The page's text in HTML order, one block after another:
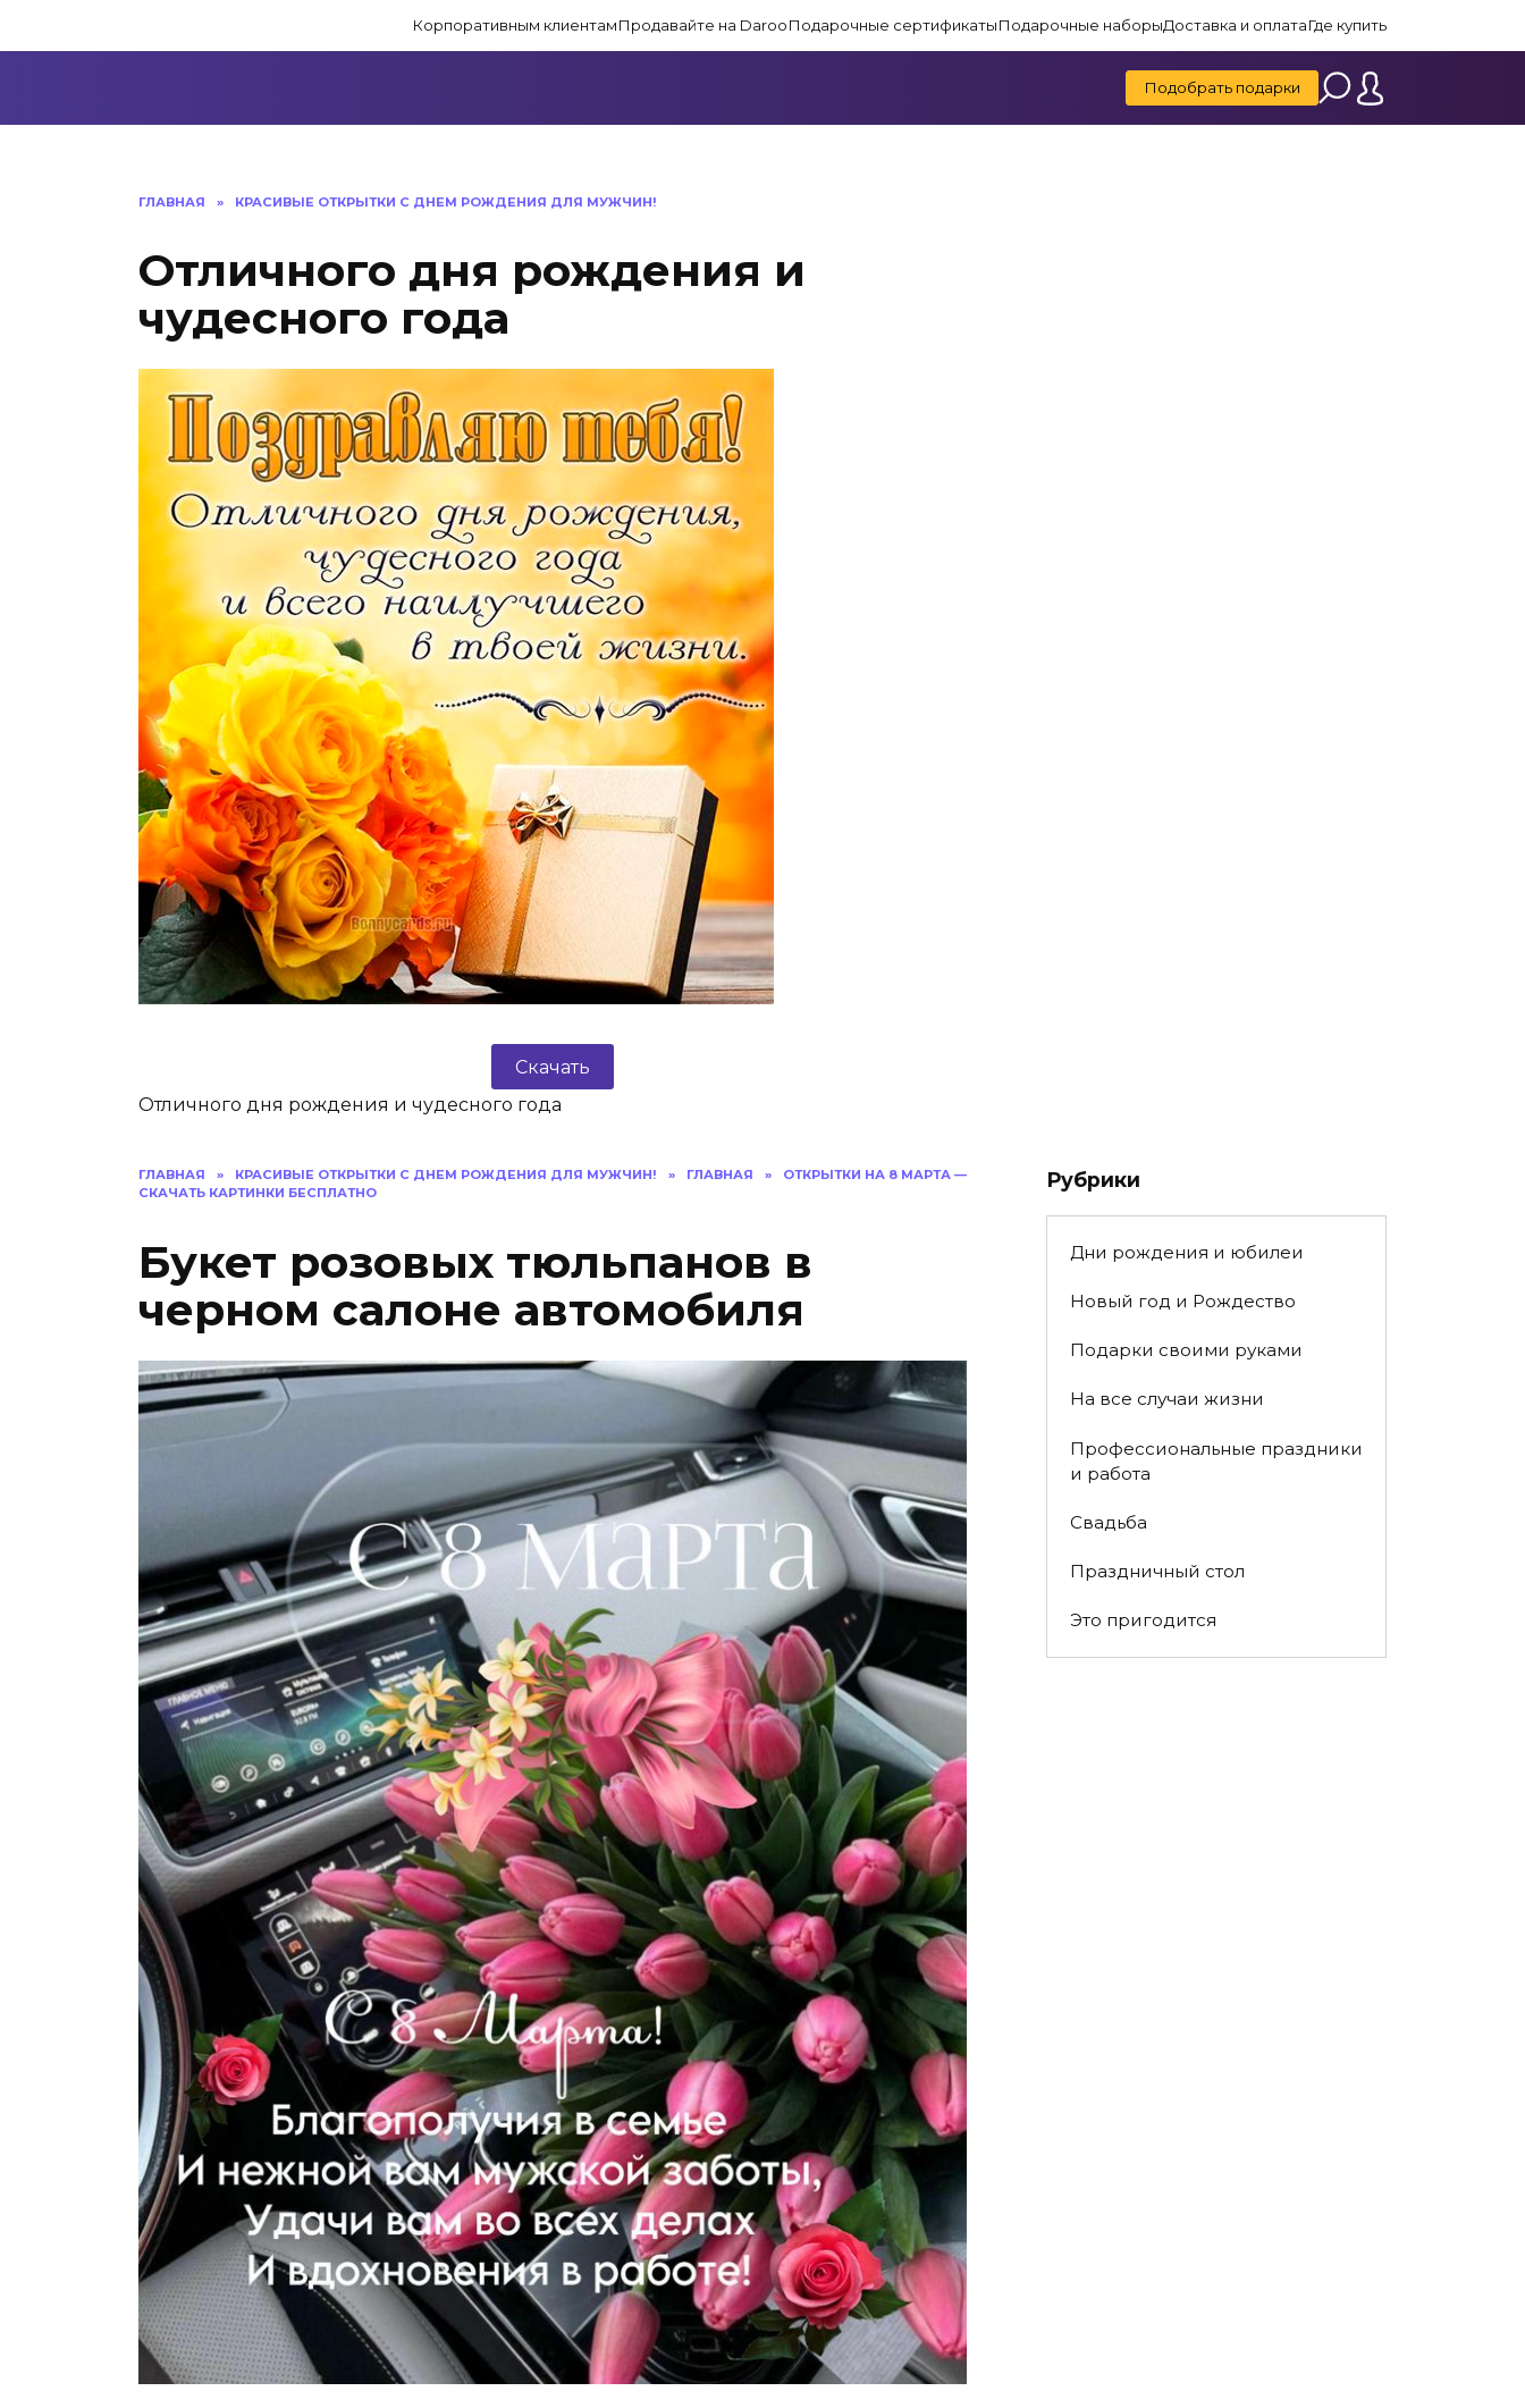
Корпоративным клиентамПродавайте на DarooПодарочные сертификатыПодарочные наборыДоставка и оплатаГде купить
Подобрать подарки
ГЛАВНАЯ » КРАСИВЫЕ ОТКРЫТКИ C ДНЕМ РОЖДЕНИЯ ДЛЯ МУЖЧИН!
Отличного дня рождения и
чудесного года
Скачать
Отличного дня рождения и чудесного года
Рубрики
Дни рождения и юбилеи
Новый год и Рождество
Подарки своими руками
На все случаи жизни
Профессиональные праздники
и работа
Свадьба
Праздничный стол
Это пригодится
ГЛАВНАЯ » КРАСИВЫЕ ОТКРЫТКИ C ДНЕМ РОЖДЕНИЯ ДЛЯ МУЖЧИН! » ГЛАВНАЯ »
ОТКРЫТКИ НА 8 МАРТА —
СКАЧАТЬ КАРТИНКИ БЕСПЛАТНО
Букет розовых тюльпанов в
черном салоне автомобиля